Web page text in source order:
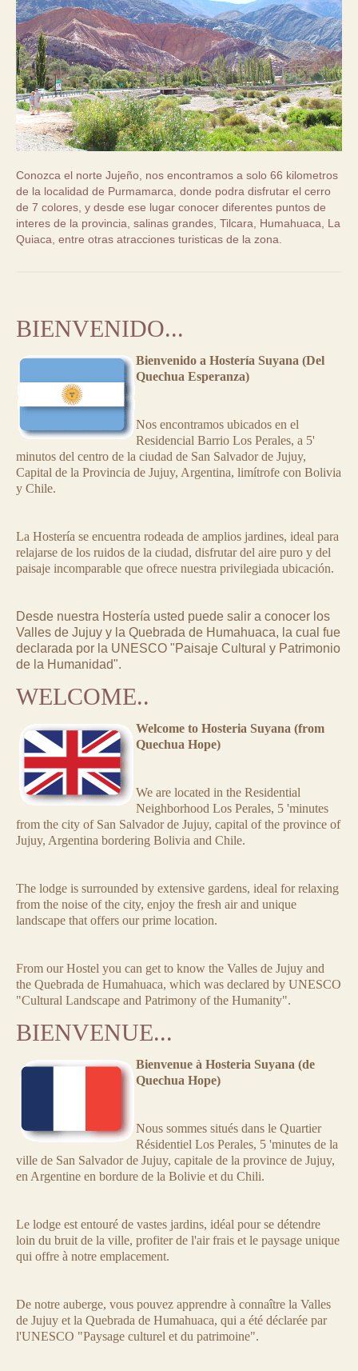
Conozca el norte Jujeño, nos encontramos a solo 66 kilometros
de la localidad de Purmamarca, donde podra disfrutar el cerro
de 7 colores, y desde ese lugar conocer diferentes puntos de
interes de la provincia, salinas grandes, Tilcara, Humahuaca, La
Quiaca, entre otras atracciones turisticas de la zona.
BIENVENIDO...
Bienvenido a Hostería Suyana (Del
Quechua Esperanza)
Nos encontramos ubicados en el
Residencial Barrio Los Perales, a 5'
minutos del centro de la ciudad de San Salvador de Jujuy,
Capital de la Provincia de Jujuy, Argentina, limítrofe con Bolivia
y Chile.
La Hostería se encuentra rodeada de amplios jardines, ideal para
relajarse de los ruidos de la ciudad, disfrutar del aire puro y del
paisaje incomparable que ofrece nuestra privilegiada ubicación.
Desde nuestra Hostería usted puede salir a conocer los
Valles de Jujuy y la Quebrada de Humahuaca, la cual fue
declarada por la UNESCO "Paisaje Cultural y Patrimonio
de la Humanidad".
WELCOME..
Welcome to Hosteria Suyana (from
Quechua Hope)
We are located in the Residential
Neighborhood Los Perales, 5 'minutes
from the city of San Salvador de Jujuy, capital of the province of
Jujuy, Argentina bordering Bolivia and Chile.
The lodge is surrounded by extensive gardens, ideal for relaxing
from the noise of the city, enjoy the fresh air and unique
landscape that offers our prime location.
From our Hostel you can get to know the Valles de Jujuy and
the Quebrada de Humahuaca, which was declared by UNESCO
"Cultural Landscape and Patrimony of the Humanity".
BIENVENUE...
Bienvenue à Hosteria Suyana (de
Quechua Hope)
Nous sommes situés dans le Quartier
Résidentiel Los Perales, 5 'minutes de la
ville de San Salvador de Jujuy, capitale de la province de Jujuy,
en Argentine en bordure de la Bolivie et du Chili.
Le lodge est entouré de vastes jardins, idéal pour se détendre
loin du bruit de la ville, profiter de l'air frais et le paysage unique
qui offre à notre emplacement.
De notre auberge, vous pouvez apprendre à connaître la Valles
de Jujuy et la Quebrada de Humahuaca, qui a été déclarée par
l'UNESCO "Paysage culturel et du patrimoine".